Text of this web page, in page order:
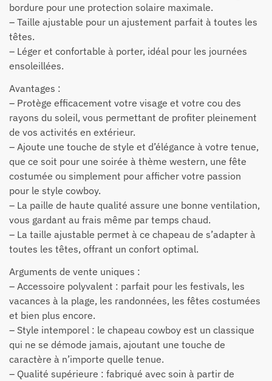
bordure pour une protection solaire maximale.
– Taille ajustable pour un ajustement parfait à toutes les
têtes.
– Léger et confortable à porter, idéal pour les journées
ensoleillées.
Avantages :
– Protège efficacement votre visage et votre cou des
rayons du soleil, vous permettant de profiter pleinement
de vos activités en extérieur.
– Ajoute une touche de style et d’élégance à votre tenue,
que ce soit pour une soirée à thème western, une fête
costumée ou simplement pour afficher votre passion
pour le style cowboy.
– La paille de haute qualité assure une bonne ventilation,
vous gardant au frais même par temps chaud.
– La taille ajustable permet à ce chapeau de s’adapter à
toutes les têtes, offrant un confort optimal.
Arguments de vente uniques :
– Accessoire polyvalent : parfait pour les festivals, les
vacances à la plage, les randonnées, les fêtes costumées
et bien plus encore.
– Style intemporel : le chapeau cowboy est un classique
qui ne se démode jamais, ajoutant une touche de
caractère à n’importe quelle tenue.
– Qualité supérieure : fabriqué avec soin à partir de